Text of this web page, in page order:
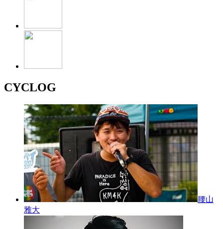
CYCLOG
腰山
雅大